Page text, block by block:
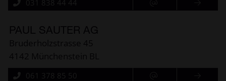
031 838 44 44
PAUL SAUTER AG
Bruderholzstrasse 45
4142 Münchenstein BL
061 378 85 50